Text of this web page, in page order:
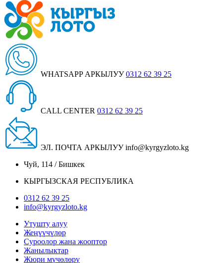
WHATSAPP АРКЫЛУУ 0312 62 39 25
CALL CENTER 0312 62 39 25
ЭЛ. ПОЧТА АРКЫЛУУ info@kyrgyzloto.kg
Чуй, 114 / Бишкек
КЫРГЫЗСКАЯ РЕСПУБЛИКА
0312 62 39 25
info@kyrgyzloto.kg
Утушту алуу
Жеңүүчүлөр
Суроолор жана жооптор
Жанылыктар
Жюри мүчөлөрү